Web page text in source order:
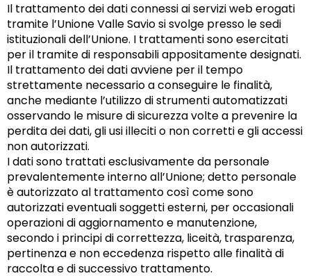
Il trattamento dei dati connessi ai servizi web erogati
tramite l’Unione Valle Savio si svolge presso le sedi
istituzionali dell’Unione. I trattamenti sono esercitati
per il tramite di responsabili appositamente designati.
Il trattamento dei dati avviene per il tempo
strettamente necessario a conseguire le finalità,
anche mediante l’utilizzo di strumenti automatizzati
osservando le misure di sicurezza volte a prevenire la
perdita dei dati, gli usi illeciti o non corretti e gli accessi
non autorizzati.
I dati sono trattati esclusivamente da personale
prevalentemente interno all’Unione; detto personale
è autorizzato al trattamento così come sono
autorizzati eventuali soggetti esterni, per occasionali
operazioni di aggiornamento e manutenzione,
secondo i principi di correttezza, liceità, trasparenza,
pertinenza e non eccedenza rispetto alle finalità di
raccolta e di successivo trattamento.